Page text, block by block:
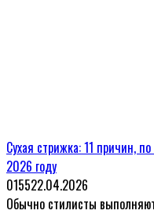
Сухая стрижка: 11 причин,
2026 году
015522.04.2026
Обычно стилисты